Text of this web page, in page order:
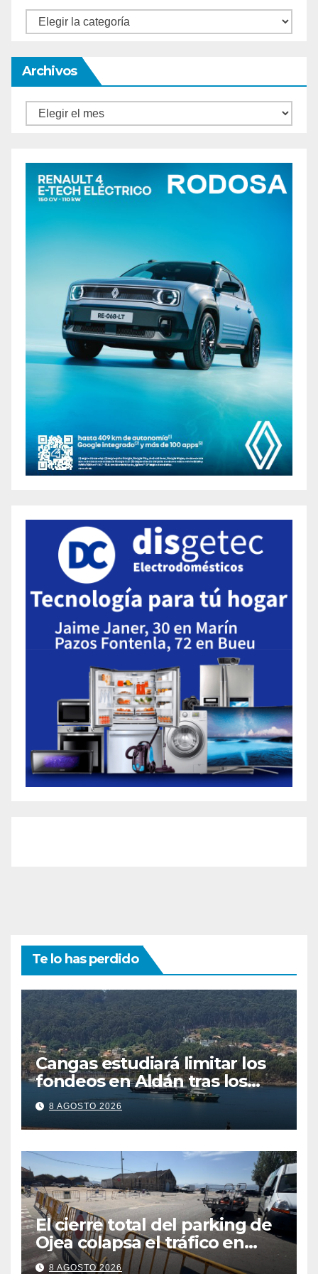
Categorías
Archivos
Archivos
Te lo has perdido
Cangas estudiará limitar los
fondeos en Aldán tras los
últimos episodios de
contaminación en O Con
8 AGOSTO 2026
El cierre total del parking de
Ojea colapsa el tráfico en
Cangas
8 AGOSTO 2026